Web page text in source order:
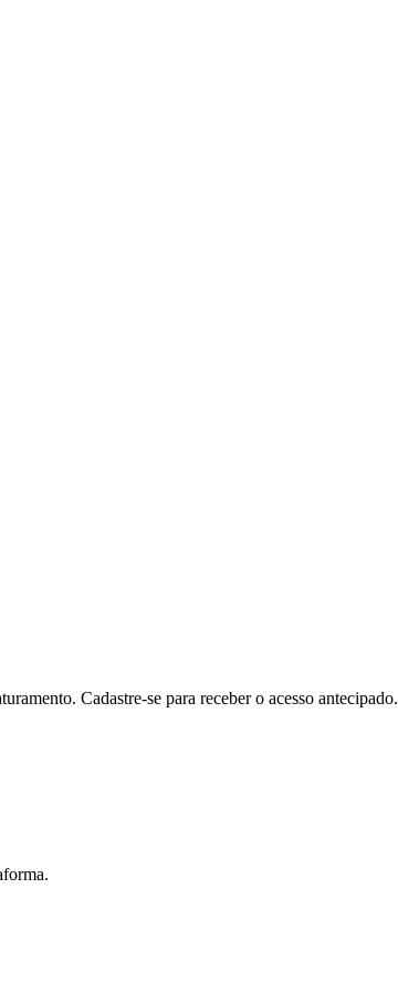
Cadastre-se para receber o acesso antecipado.